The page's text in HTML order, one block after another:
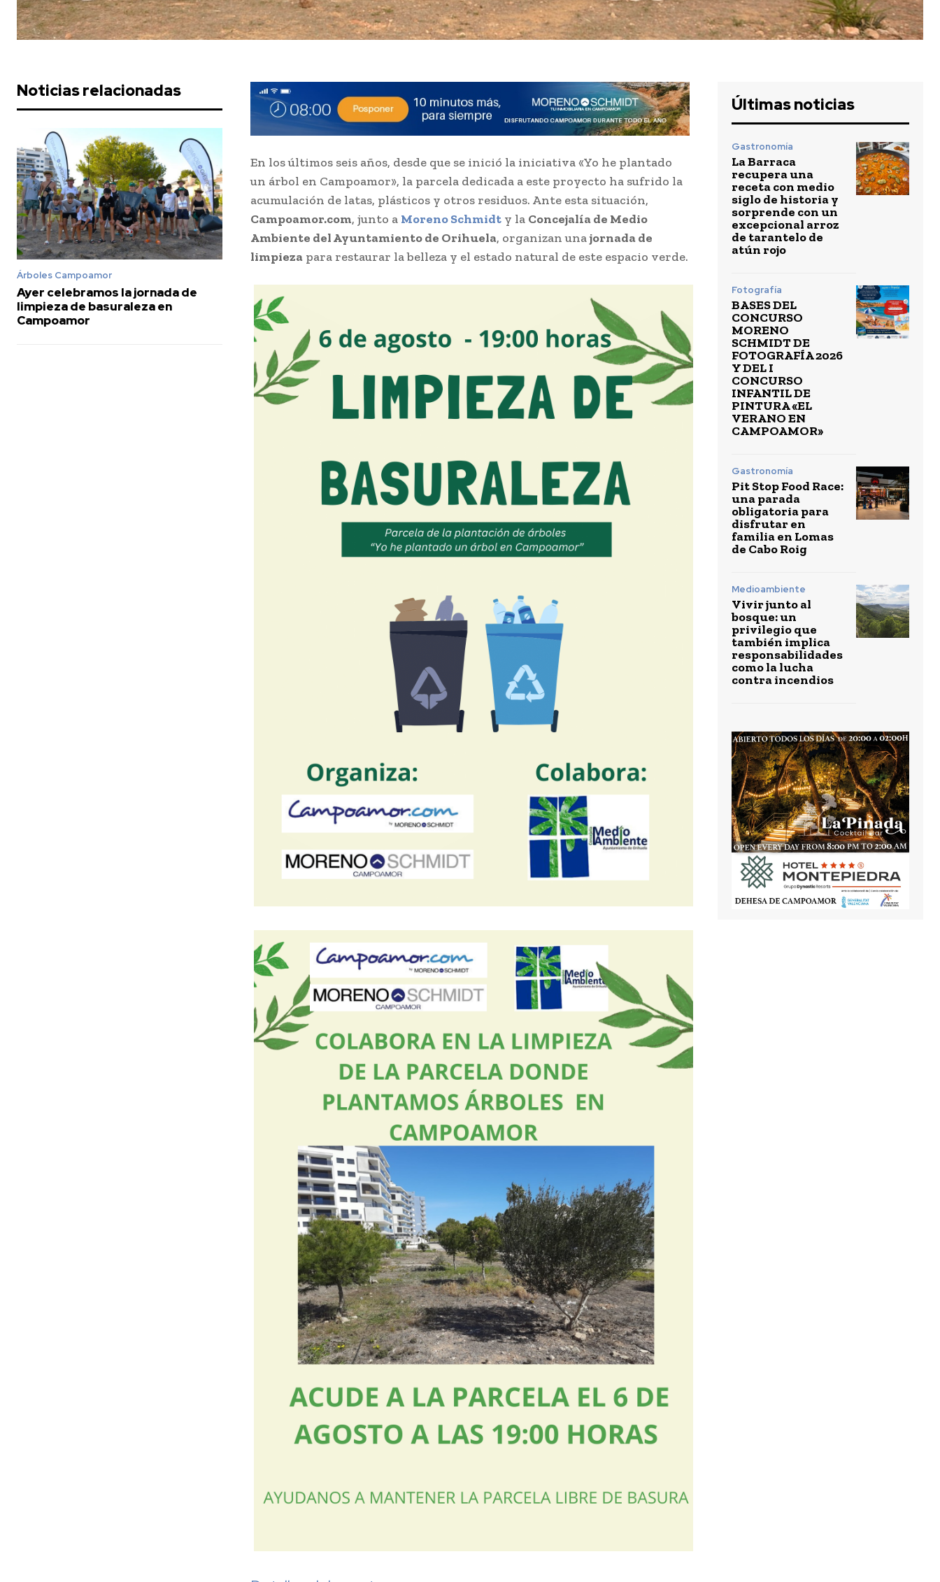
Noticias relacionadas
Árboles Campoamor
Ayer celebramos la jornada de
limpieza de basuraleza en
Campoamor
En los últimos seis años, desde que se inició la iniciativa «Yo he plantado
un árbol en Campoamor», la parcela dedicada a este proyecto ha sufrido la
acumulación de latas, plásticos y otros residuos. Ante esta situación,
Campoamor.com, junto a Moreno Schmidt y la Concejalía de Medio
Ambiente del Ayuntamiento de Orihuela, organizan unajornada de
limpieza para restaurar la belleza y el estado natural de este espacio verde.
Últimas noticias
Gastronomía
La Barraca
recupera una
receta con medio
siglo de historia y
sorprende con un
excepcional arroz
de tarantelo de
atún rojo
Fotografía
BASES DEL
CONCURSO
MORENO
SCHMIDT DE
FOTOGRAFÍA 2026
Y DEL I
CONCURSO
INFANTIL DE
PINTURA «EL
VERANO EN
CAMPOAMOR»
Gastronomía
Pit Stop Food Race:
una parada
obligatoria para
disfrutar en
familia en Lomas
de Cabo Roig
Medioambiente
Vivir junto al
bosque: un
privilegio que
también implica
responsabilidades
como la lucha
contra incendios